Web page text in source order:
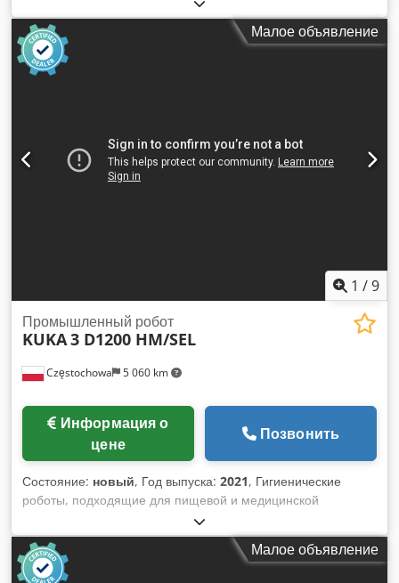
±0,03 мм Количество осей: 6 Управление: KUKA KRC4
Малое объявление
1 /9
Częstochowa 5 060 km
Промышленный робот
KUKA3 D1200 HM/SEL
цене
Позвонить
Состояние: новый, Год выпуска: 2021, Гигиенические
роботы, подходящие для пищевой и медицинской
промышленности. Роботы-перекладчики Модель: KUKA 3
D1200 HM/SEL Доступно: 24 робота Год выпуска: 2021
Грузоподъемность: 3 кг Chsdpot Ah Ewofx Ahhsa Диапазон:
1200 мм Контроль: КР С5 КСП Цена за одного робота:
Малое объявление